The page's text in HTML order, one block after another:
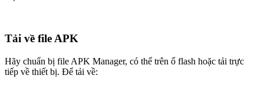
Tải về file APK
Hãy chuẩn bị file APK Manager, có thể trên ổ flash hoặc tải trực
tiếp về thiết bị. Để tải về: